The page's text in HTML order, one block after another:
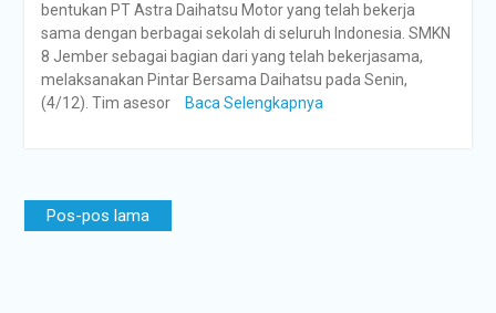
bentukan PT Astra Daihatsu Motor yang telah bekerja
sama dengan berbagai sekolah di seluruh Indonesia. SMKN
8 Jember sebagai bagian dari yang telah bekerjasama,
melaksanakan Pintar Bersama Daihatsu pada Senin,
(4/12). Tim asesor
Baca Selengkapnya
Navigasi
pos
Pos-pos lama